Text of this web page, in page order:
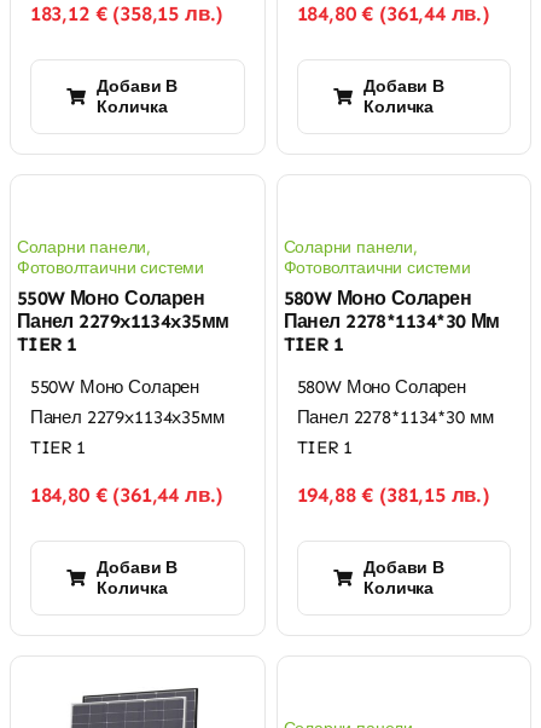
183,12 € (358,15 лв.)
Добави В
Количка
184,80€ (361,44 лв.)
Добави В
Количка
Соларни панели,
Фотоволтаични системи
550W Моно Соларен
Панел 2279x1134x35мм
TIER 1
550W Моно Соларен
Панел 2279x1134x35мм
TIER 1
184,80 € (361,44 лв.)
Добави В
Количка
Соларни панели,
Фотоволтаични системи
580W Моно Соларен
Панел 2278*1134*30 Мм
TIER 1
580W Моно Соларен
Панел 2278*1134*30 мм
TIER 1
194,88€ (381,15 лв.)
Добави В
Количка